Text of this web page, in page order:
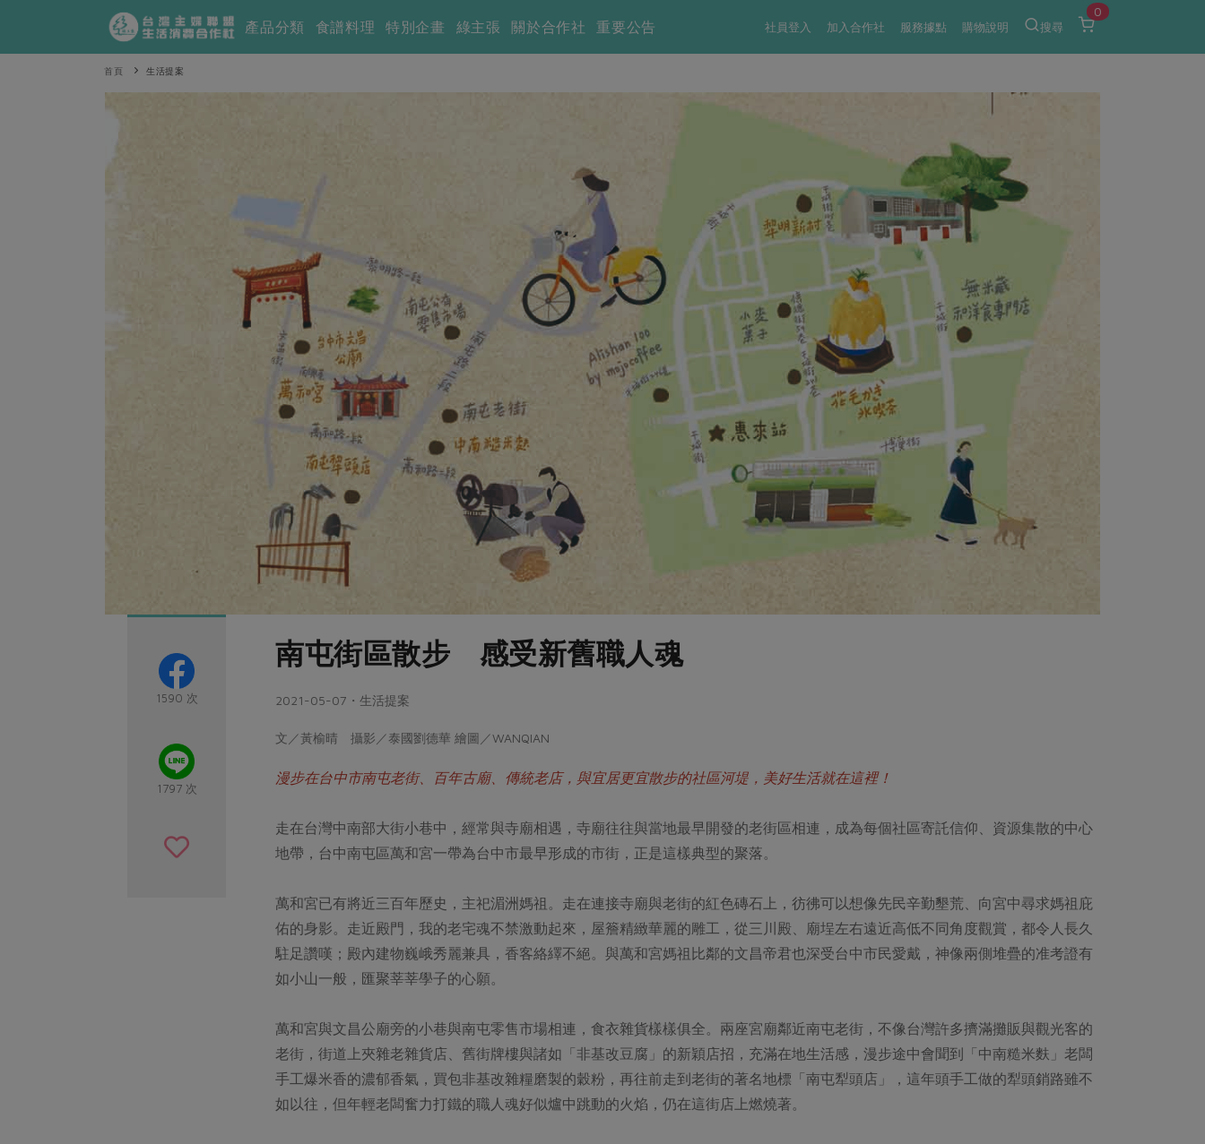
社員登入 加入合作社 服務據點 購物說明 搜尋
0
產品分類 食譜料理 特別企畫 綠主張 關於合作社 重要公告
首頁 生活提案
1590 次
1797 次
南屯街區散步 感受新舊職人魂
2021-05-07・生活提案
文／黃榆晴 攝影／泰國劉德華 繪圖／WANQIAN
漫步在台中市南屯老街、百年古廟、傳統老店，與宜居更宜散步的社區河堤，美好生活就在這裡！
走在台灣中南部大街小巷中，經常與寺廟相遇，寺廟往往與當地最早開發的老街區相連，成為每個社區寄託信仰、資源集散的中心
地帶，台中南屯區萬和宮一帶為台中市最早形成的市街，正是這樣典型的聚落。
萬和宮已有將近三百年歷史，主祀湄洲媽祖。走在連接寺廟與老街的紅色磚石上，彷彿可以想像先民辛勤墾荒、向宮中尋求媽祖庇
佑的身影。走近殿門，我的老宅魂不禁激動起來，屋簷精緻華麗的雕工，從三川殿、廟埕左右遠近高低不同角度觀賞，都令人長久
駐足讚嘆；殿內建物巍峨秀麗兼具，香客絡繹不絕。與萬和宮媽祖比鄰的文昌帝君也深受台中市民愛戴，神像兩側堆疊的准考證有
如小山一般，匯聚莘莘學子的心願。
萬和宮與文昌公廟旁的小巷與南屯零售市場相連，食衣雜貨樣樣俱全。兩座宮廟鄰近南屯老街，不像台灣許多擠滿攤販與觀光客的
老街，街道上夾雜老雜貨店、舊街牌樓與諸如「非基改豆腐」的新穎店招，充滿在地生活感，漫步途中會聞到「中南糙米麩」老闆
手工爆米香的濃郁香氣，買包非基改雜糧磨製的穀粉，再往前走到老街的著名地標「南屯犁頭店」，這年頭手工做的犁頭銷路雖不
如以往，但年輕老闆奮力打鐵的職人魂好似爐中跳動的火焰，仍在這街店上燃燒著。